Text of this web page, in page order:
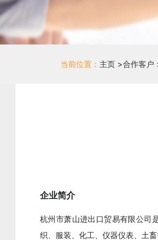
当前位置： 主页 >合作客户
企业简介
杭州市萧山进出口贸易有限公司
织、服装、化工、仪器仪表、土